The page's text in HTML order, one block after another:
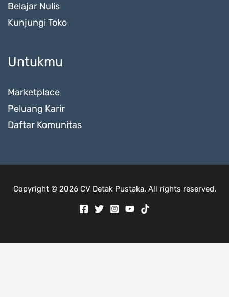
Belajar Nulis
Kunjungi Toko
Untukmu
Marketplace
Peluang Karir
Daftar Komunitas
Copyright © 2026 CV Detak Pustaka. All rights reserved.